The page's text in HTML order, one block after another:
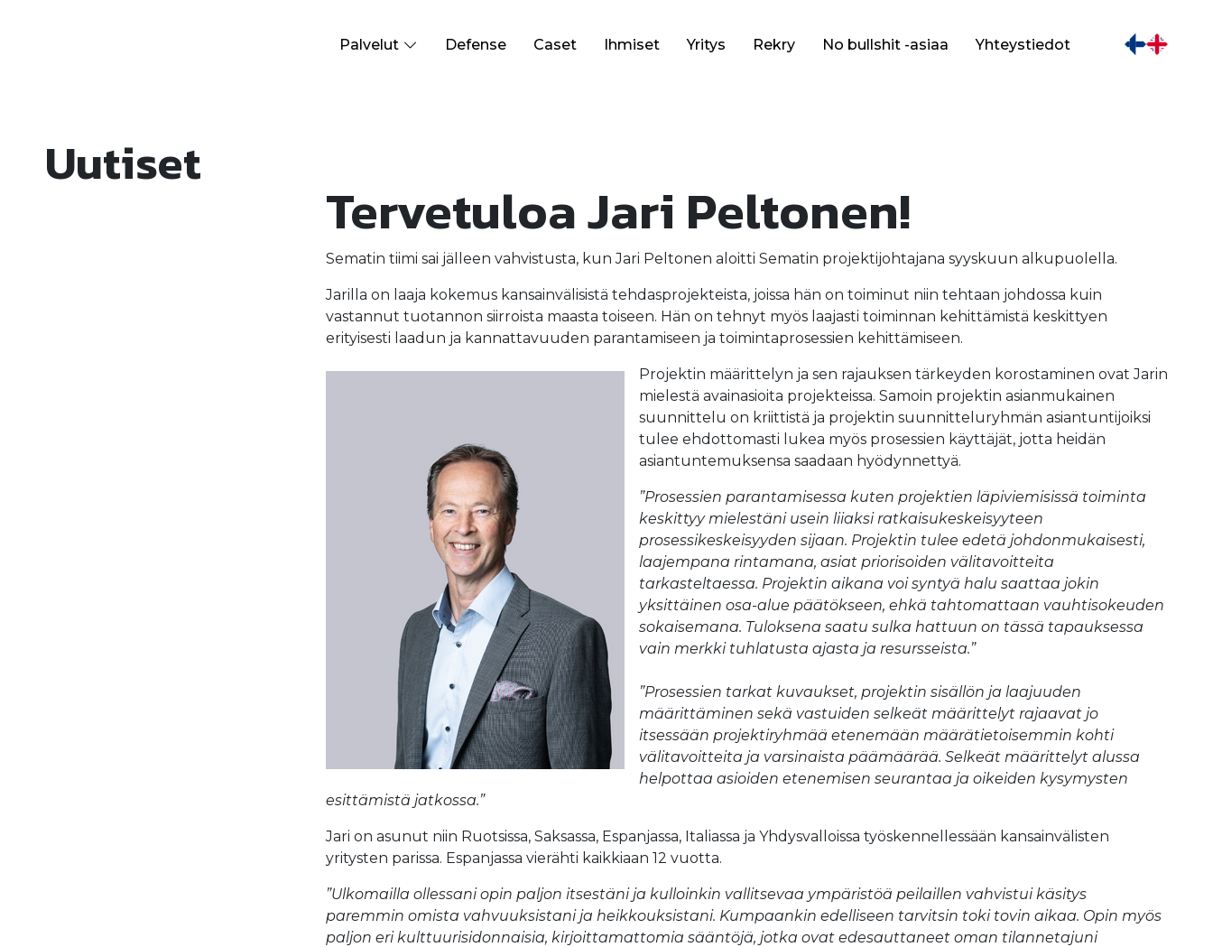
Palvelut Defense Caset Ihmiset Yritys Rekry No bullshit -asiaa Yhteystiedot
Uutiset
Tervetuloa Jari Peltonen!
Sematin tiimi sai jälleen vahvistusta, kun Jari Peltonen aloitti Sematin projektijohtajana syyskuun alkupuolella.
Jarilla on laaja kokemus kansainvälisistä tehdasprojekteista, joissa hän on toiminut niin tehtaan johdossa kuin
vastannut tuotannon siirroista maasta toiseen. Hän on tehnyt myös laajasti toiminnan kehittämistä keskittyen
erityisesti laadun ja kannattavuuden parantamiseen ja toimintaprosessien kehittämiseen.
Projektin määrittelyn ja sen rajauksen tärkeyden korostaminen ovat Jarin
mielestä avainasioita projekteissa. Samoin projektin asianmukainen
suunnittelu on kriittistä ja projektin suunnitteluryhmän asiantuntijoiksi
tulee ehdottomasti lukea myös prosessien käyttäjät, jotta heidän
asiantuntemuksensa saadaan hyödynnettyä.
”Prosessien parantamisessa kuten projektien läpiviemisissä toiminta
keskittyy mielestäni usein liiaksi ratkaisukeskeisyyteen
prosessikeskeisyyden sijaan. Projektin tulee edetä johdonmukaisesti,
laajempana rintamana, asiat priorisoiden välitavoitteita
tarkasteltaessa. Projektin aikana voi syntyä halu saattaa jokin
yksittäinen osa-alue päätökseen, ehkä tahtomattaan vauhtisokeuden
sokaisemana. Tuloksena saatu sulka hattuun on tässä tapauksessa
vain merkki tuhlatusta ajasta ja resursseista.”
”Prosessien tarkat kuvaukset, projektin sisällön ja laajuuden
määrittäminen sekä vastuiden selkeät määrittelyt rajaavat jo
itsessään projektiryhmää etenemään määrätietoisemmin kohti
välitavoitteita ja varsinaista päämäärää. Selkeät määrittelyt alussa
helpottaa asioiden etenemisen seurantaa ja oikeiden kysymysten
esittämistä jatkossa.”
Jari on asunut niin Ruotsissa, Saksassa, Espanjassa, Italiassa ja Yhdysvalloissa työskennellessään kansainvälisten
yritysten parissa. Espanjassa vierähti kaikkiaan 12 vuotta.
”Ulkomailla ollessani opin paljon itsestäni ja kulloinkin vallitsevaa ympäristöä peilaillen vahvistui käsitys
paremmin omista vahvuuksistani ja heikkouksistani. Kumpaankin edelliseen tarvitsin toki tovin aikaa. Opin myös
paljon eri kulttuurisidonnaisia, kirjoittamattomia sääntöjä, jotka ovat edesauttaneet oman tilannetajuni